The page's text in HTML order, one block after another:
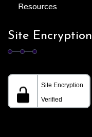
Resources
Site Encryption